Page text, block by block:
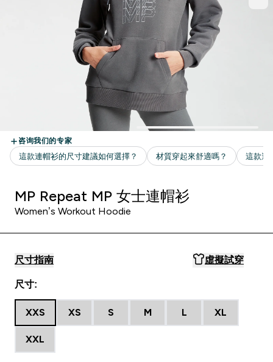
MP Repeat MP 女士連帽衫
Women’s Workout Hoodie
尺寸指南 虛擬試穿
尺寸:
XXS XS S M L XL
XXL